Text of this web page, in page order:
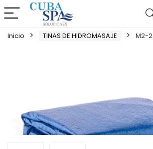
Inicio TINAS DE HIDROMASAJE M2-2